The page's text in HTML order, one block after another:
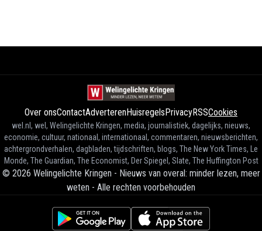
Over onsContactAdverterenHuisregelsPrivacyRSSCookies
wel.nl, wel, Welingelichte Kringen, media, journalistiek, dagelijks, nieuws,
economie, cultuur, nationaal, internationaal, commentaren, nieuwsberichten,
achtergrondverhalen, dagbladen, tijdschriften, blogs, The New York Times, Le
Monde, The Guardian, The Economist, Der Spiegel, Slate, The Huffington Post
© 2026 Welingelichte Kringen - Nieuws van overal: minder lezen, meer
weten - Alle rechten voorbehouden